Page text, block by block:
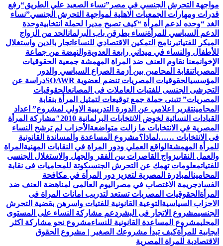
مواجهة التحرش الجنسي في مصر”نساء الصعيد علي الطريق“رفع
قدرات ومهارات الجمعيات الاهلية لمواجهة التحرش الجنسي”نساء
الغد “وحده لدعم المرأة “كيف تصبح مديرا لحملة انتخابيةوحدة
الدعم السياسي للمرأةنساء يطرقن باب البرلمانالحد من الزواج
المبكر للفتياتبرنامج التمكين الاقتصادي للنساء اتجار بالدين واستغلال
للأطفال والنساء في ميداني رابعة العدويةوالنهضة من جماعة
الإخوانمعنا نقاوم العنف ضد المراة المهمشة جمعية الحقوقيات
المصرياتنقابة المحامين بين أزمة الصراع السياسي والدور
المؤسسيالحقوقيات المصريات تنضم لعضوية SOAWR
دراسة عن
التحرشى الجنسى للفتيات العاملات فى المصانعالحقوقيات
المصريات” تتبنى حملة جمع توقيعات لتمثيل المرأة بنقابة
المحامينتقرير اعلامي عن الدورة التدريبية الاولي لمشروع” اعداد
القيادات النسائية لخوض الانتخابات البرلمانية 2010″
مشاركة المرأة
المصرية في الانتخابات ما زالت متواضعة الأحزاب لم ترشح النساء
فى الانتخابات ……لماذا؟مشروع المساعدة والمساندة القانونية
للمرأة المهمشة الواقع العملي ودور المراة في النقابات المهنية المراة
والعمل النقابىزواج القاصرات بين الفقر والجهل والاستغلال الجنسى
للفتياتمعلومات تهمك عن التحرش الجنسىكوتة للمحاميات فى نقابة
المحامينالمبادرة المصرية لتعزيز دور المرأة في مكافحة
الفسادجريمة الاغتصاب في مصر اليوم العالمى لمناهضة العنف ضد
المرأة الحقوقيات المصريات تستعد لتدريب امانات المراة فى
الاحزاب السياسية التوعية القانونية للفتيات واسرهن بقضية التحرش
الجنسيمشروع الاتجار فى البشر دعم مشاركة النساء على المستوى
المحليمشروع المساعدة القانونية للنساءمشروع نحو مشاركة اكثر
ايجابية للمرأةكيف تبدأ مشروعك الصغير | مشروع الحقوق
الاقتصادية للمراة المصرية